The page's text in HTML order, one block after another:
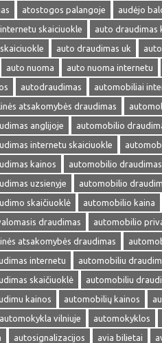
atostogos palangoje audėjo
skaiciuokle
auto draudimas
auto draudimas uk
auto nuoma auto nuoma internetu
autodraudimas
automobiliai
atsakomybės draudimas
anglijoje
automobilio
internetu skaiciuokle
kainos
automobilio
uzsienyje
automobilio
skaičiuoklė
automobilio kaina
draudimas
automobilio
atsakomybės draudimas
internetu
automobiliu
skaičiuoklė
automobiliu
kainos
automobilių kainos
automokykla vilniuje automokyklos
autosignalizacijos avia bilietai